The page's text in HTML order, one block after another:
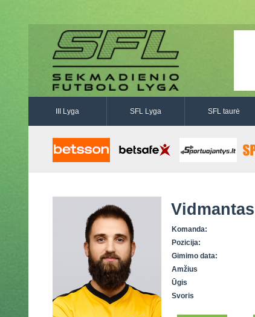
III Lyga SFL Lyga SFL taurė
Komanda:
Pozicija:
Gimimo data:
Amžius
Ūgis
Svoris